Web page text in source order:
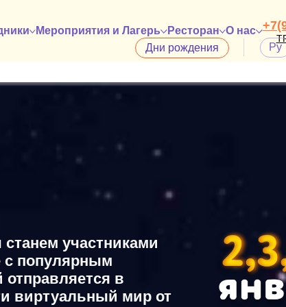
Мероприятия и Лагерь Ресторан О нас
Дни рождения
участниками
с популярным
в
виртуальный мир от